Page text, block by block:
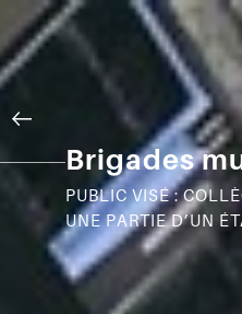
Brigades
PUBLIC VISÉ :
UNE PARTIE D’UN